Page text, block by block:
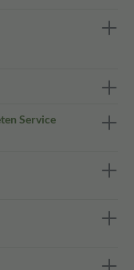
Service